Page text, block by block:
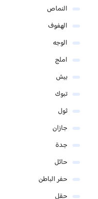
النماص
الهفوف
الوجه
املج
بيش
تبوك
ثول
جازان
جدة
حائل
حفر الباطن
حقل